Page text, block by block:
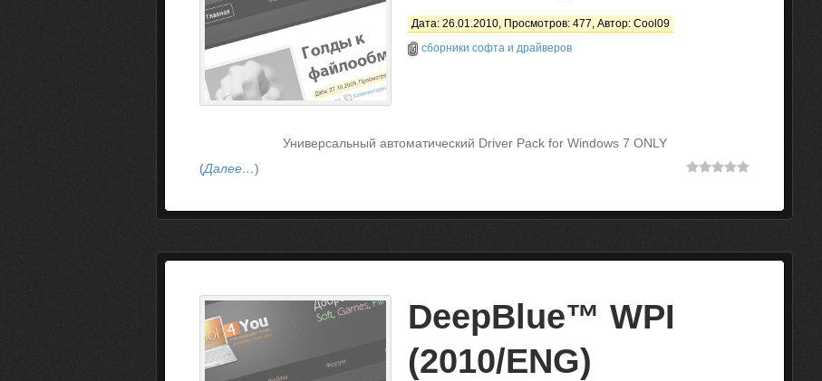
Дата: 26.01.2010, Просмотров: 477, Автор: Cool09
сборники софта и драйверов
Универсальный автоматический Driver Pack for Windows 7 ONLY
(Далее…)
DeepBlue™ WPI
(2010/ENG)